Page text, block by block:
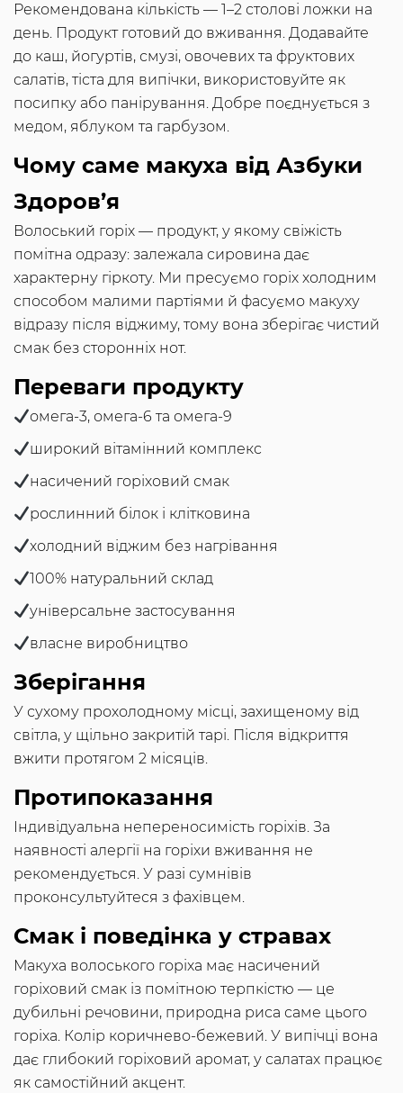
Рекомендована кількість — 1–2 столові ложки на
день. Продукт готовий до вживання. Додавайте
до каш, йогуртів, смузі, овочевих та фруктових
салатів, тіста для випічки, використовуйте як
посипку або панірування. Добре поєднується з
медом, яблуком та гарбузом.
Чому саме макуха від Азбуки
Здоров’я
Волоський горіх — продукт, у якому свіжість
помітна одразу: залежала сировина дає
характерну гіркоту. Ми пресуємо горіх холодним
способом малими партіями й фасуємо макуху
відразу після віджиму, тому вона зберігає чистий
смак без сторонніх нот.
Переваги продукту
омега-3, омега-6 та омега-9
широкий вітамінний комплекс
насичений горіховий смак
рослинний білок і клітковина
холодний віджим без нагрівання
100% натуральний склад
універсальне застосування
власне виробництво
Зберігання
У сухому прохолодному місці, захищеному від
світла, у щільно закритій тарі. Після відкриття
вжити протягом 2 місяців.
Протипоказання
Індивідуальна непереносимість горіхів. За
наявності алергії на горіхи вживання не
рекомендується. У разі сумнівів
проконсультуйтеся з фахівцем.
Смак і поведінка у стравах
Макуха волоського горіха має насичений
горіховий смак із помітною терпкістю — це
дубильні речовини, природна риса саме цього
горіха. Колір коричнево-бежевий. У випічці вона
дає глибокий горіховий аромат, у салатах працює
як самостійний акцент.